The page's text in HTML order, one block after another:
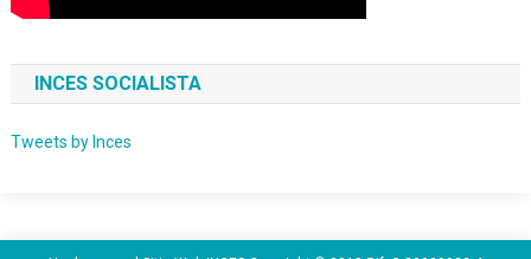
INCES SOCIALISTA
Tweets by Inces